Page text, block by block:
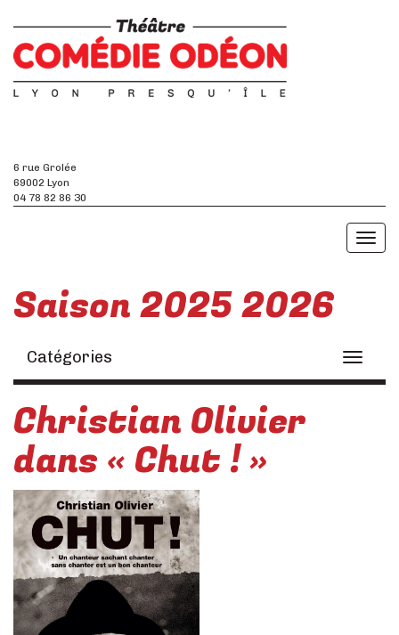
6 rue Grolée
69002 Lyon
04 78 82 86 30
Toggle
Saison 2025 2026
Toggle
Catégories
Christian Olivier
dans « Chut ! »